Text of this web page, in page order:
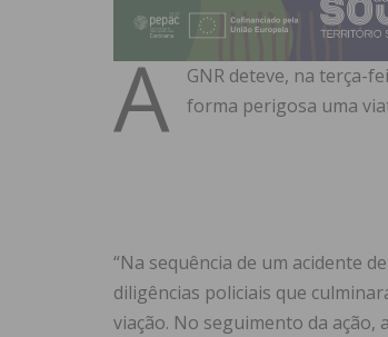
A
GNR deteve, na terça-
forma perigosa uma
“Na sequência de um acidente
diligências policiais que
viação. No seguimento da